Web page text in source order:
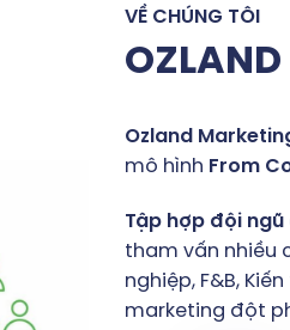
VỀ CHÚNG TÔI
Ozland
mô hình From
Tập hợp đội ngũ
tham vấn nhiều
nghiệp, F&B,
marketing đột